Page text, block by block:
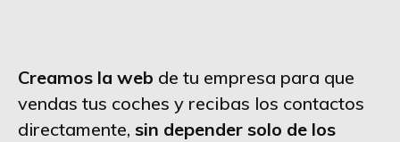
Creamos la web de tu empresa para que
vendas tus coches y recibas los contactos
directamente, sin depender solo de los